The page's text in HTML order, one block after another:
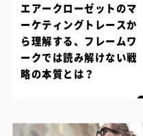
エアークローゼットのマ
ーケティングトレースか
ら理解する、フレームワ
ークでは読み解けない戦
略の本質とは？